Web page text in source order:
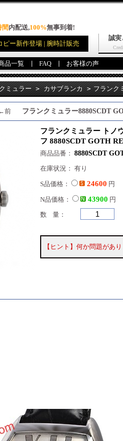
間内配送,100%無事到着!
ピー新作登場 | 腕時計販売
誠実
品一覧 FAQ お客様の声
ミュラー > カサブランカ > フランク
前 フランクミュラー8880SCDT
REL
フランクミュラー トノ
フ 8880SCDT GOTH
商品品番： 8880SCDT
在庫状況： 有り
S品価格： 24600 円
N品価格： 43900 円
数 量：
【ヒント】何か問題があ